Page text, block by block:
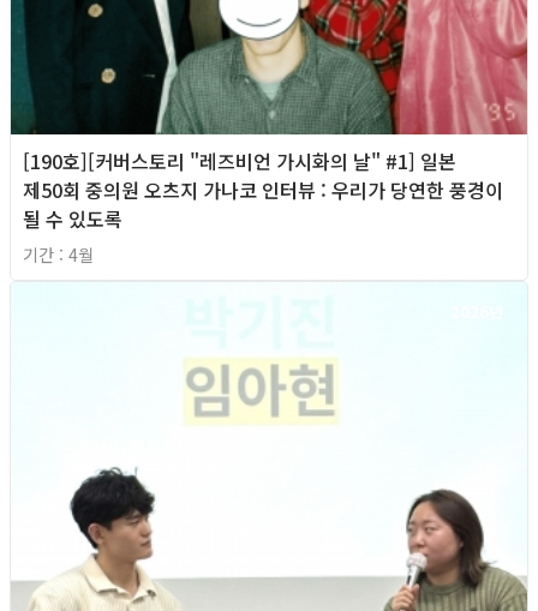
[190호][커버스토리 "레즈비언 가시화의 날" #1] 일본
제50회 중의원 오츠지 가나코 인터뷰 : 우리가 당연한 풍경이
될 수 있도록
기간 : 4월